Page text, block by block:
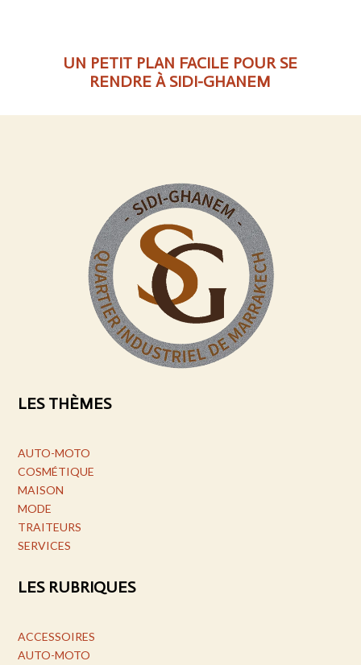
UN PETIT PLAN FACILE POUR SE
RENDRE À SIDI-GHANEM
LES THÈMES
AUTO-MOTO
COSMÉTIQUE
MAISON
MODE
TRAITEURS
SERVICES
LES RUBRIQUES
ACCESSOIRES
AUTO-MOTO